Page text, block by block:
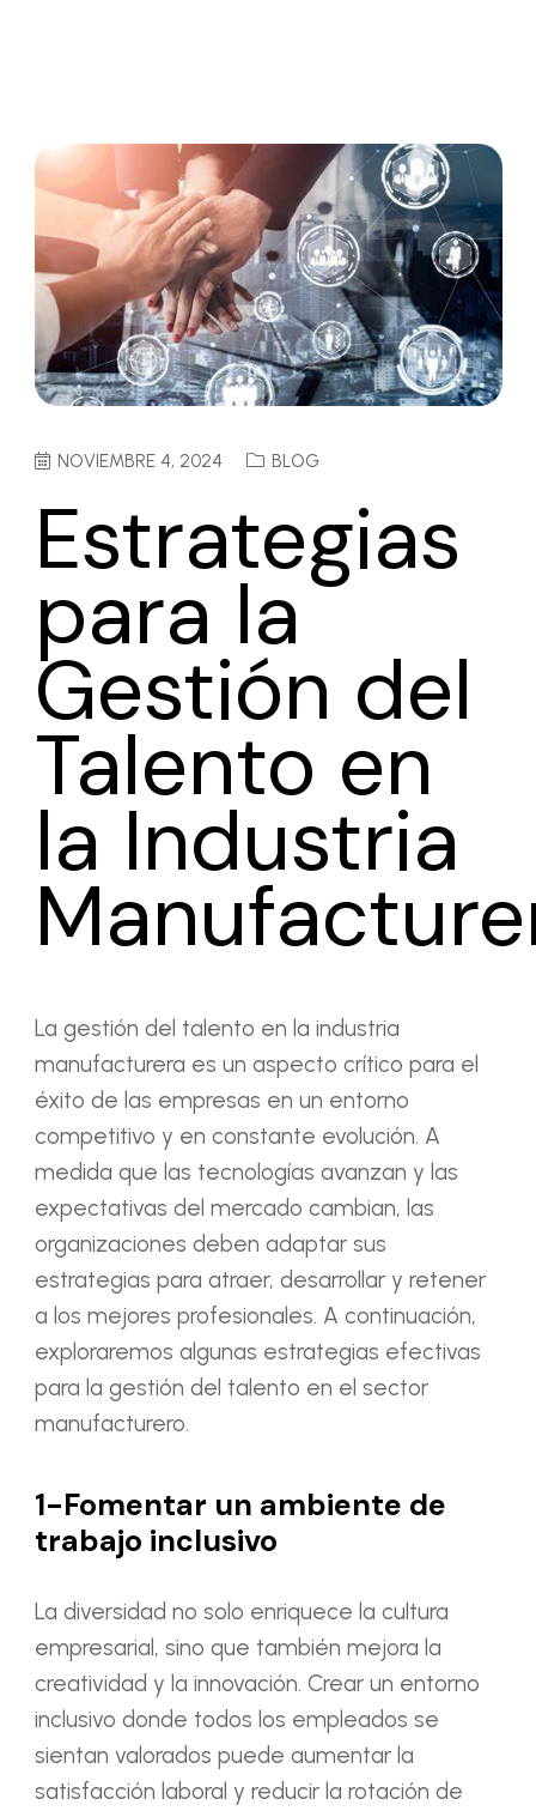
NOVIEMBRE 4, 2024 BLOG
Estrategias
para la
Gestión del
Talento en
la Industria
La gestión del talento en la industria
manufacturera es un aspecto crítico para el
éxito de las empresas en un entorno
competitivo y en constante evolución. A
medida que las tecnologías avanzan y las
expectativas del mercado cambian, las
organizaciones deben adaptar sus
estrategias para atraer, desarrollar y retener
a los mejores profesionales. A continuación,
exploraremos algunas estrategias efectivas
para la gestión del talento en el sector
manufacturero.
1-Fomentar un ambiente de
trabajo inclusivo
La diversidad no solo enriquece la cultura
empresarial, sino que también mejora la
creatividad y la innovación. Crear un entorno
inclusivo donde todos los empleados se
sientan valorados puede aumentar la
satisfacción laboral y reducir la rotación de